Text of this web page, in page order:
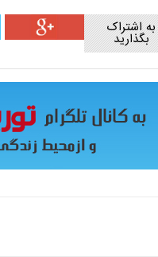
به اشتراک
بگذارید